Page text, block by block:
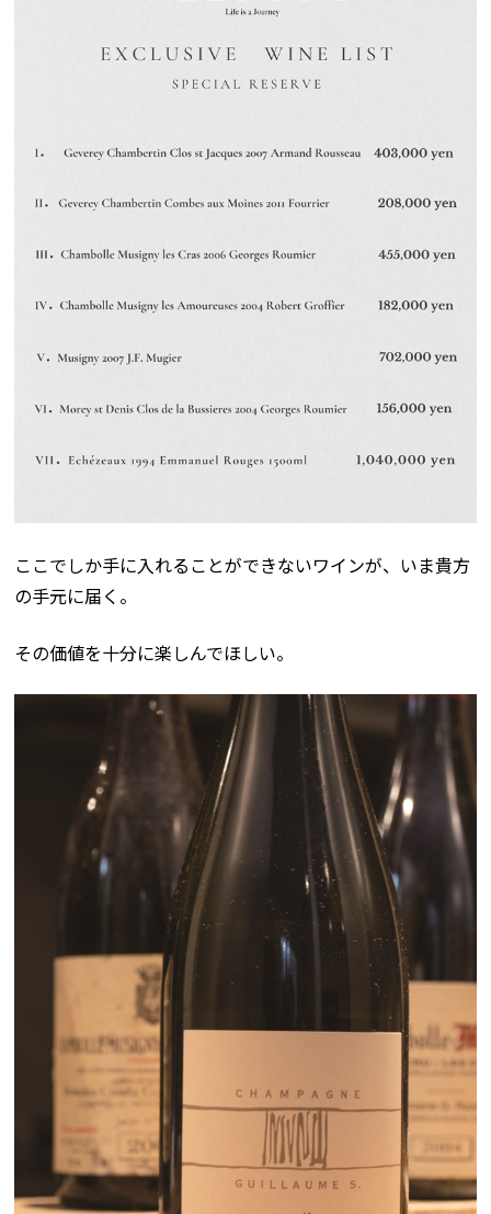
ここでしか手に入れることができないワインが、いま貴方
の手元に届く。
その価値を十分に楽しんでほしい。